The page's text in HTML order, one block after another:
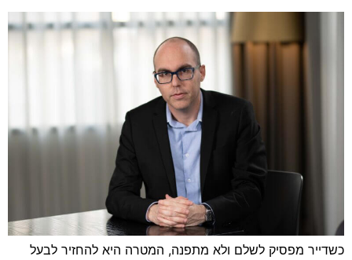
כשדייר מפסיק לשלם ולא מתפנה, המטרה היא להחזיר לבעל